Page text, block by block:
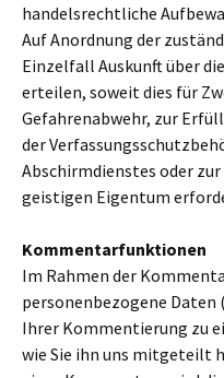
handelsrechtliche
Auf Anordnung der
Einzelfall Auskunft über
erteilen, soweit dies für
Gefahrenabwehr, zur
der
Abschirmdienstes oder
geistigen Eigentum
Kommentarfunktionen
Im Rahmen der
personenbezogene Daten
Ihrer Kommentierung zu
wie Sie ihn uns mitgeteilt